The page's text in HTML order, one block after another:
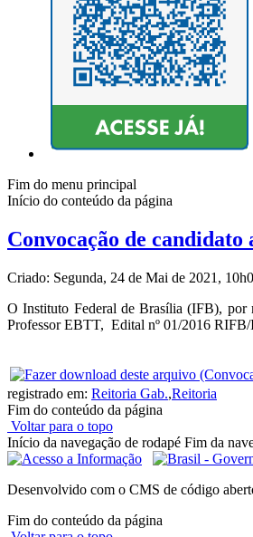
Fim do menu principal
Início do conteúdo da página
Convocação de
Criado: Segunda, 24 de Mai de 2021,
O Instituto Federal de Brasília (IFB), por
Professor EBTT, Edital nº 01/2016
registrado em: Reitoria Gab.,Reitoria
Fim do conteúdo da página
Voltar para o topo
Início da navegação de rodapé Fim da
Desenvolvido com o CMS de código
Fim do conteúdo da página